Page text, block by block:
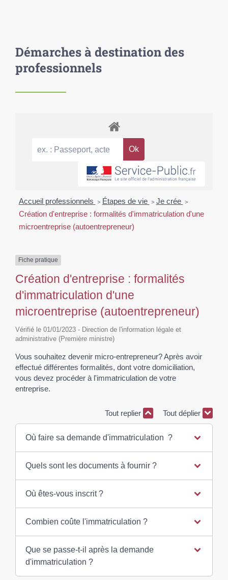
Démarches à destination des
professionnels
Accueil professionnels > Étapes de vie > Je crée >
Création d'entreprise : formalités d'immatriculation d'une
microentreprise (autoentrepreneur)
Fiche pratique
Création d'entreprise : formalités
d'immatriculation d'une
microentreprise (autoentrepreneur)
Vérifié le 01/01/2023 - Direction de l'information légale et
administrative (Première ministre)
Vous souhaitez devenir micro-entrepreneur? Après avoir
effectué différentes formalités, dont votre domiciliation,
vous devez procéder à l'immatriculation de votre
entreprise.
Tout replier Tout déplier
Où faire sa demande d'immatriculation ?
Quels sont les documents à fournir ?
Où êtes-vous inscrit ?
Combien coûte l'immatriculation ?
Que se passe-t-il après la demande
d'immatriculation ?